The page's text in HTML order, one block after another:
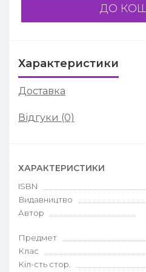
ДО
Характеристики
Доставка
Відгуки (0)
ХАРАКТЕРИСТИКИ
ISBN
Видавництво
Автор
Предмет
Клас
Кіл-сть стор.